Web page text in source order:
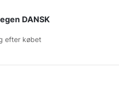
af robuste materialer
rustfrit stål.
Mange pizzeriaer
DANSK
efter købet